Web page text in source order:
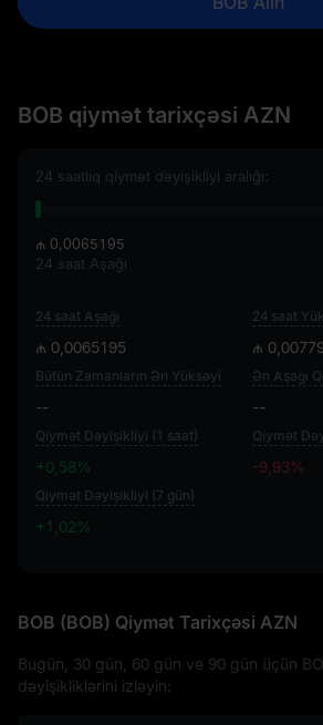
BOB qiymət tarixçəsi AZN
24 saatlıq qiymət dəyişikliyi aralığı:
₼ 0,0065195
24 saat Aşağı
24 saat Aşağı
₼ 0,0065195
24 saat
₼
Bütün Zamanların Ən Yüksəyi
--
Ən Aşağı
--
Qiymət Dəyişikliyi (1 saat)
+0,58%
Qiymət
-9,93%
Qiymət Dəyişikliyi (7 gün)
+1,02%
BOB (BOB) Qiymət Tarixçəsi AZN
Bugün, 30 gün, 60 gün ve 90 gün üçün
dəyişikliklərini izləyin: